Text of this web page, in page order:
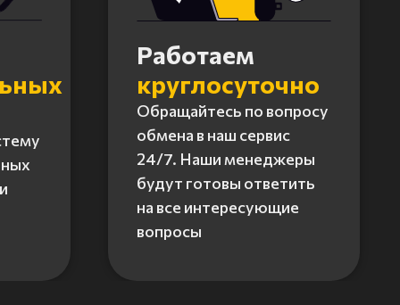
Работаем
круглосуточно
Обращайтесь по вопросу
обмена в наш сервис
24/7. Наши менеджеры
будут готовы ответить
на все интересующие
вопросы